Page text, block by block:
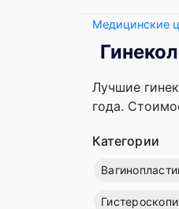
Медицинские
Лучшие
года.
Категории